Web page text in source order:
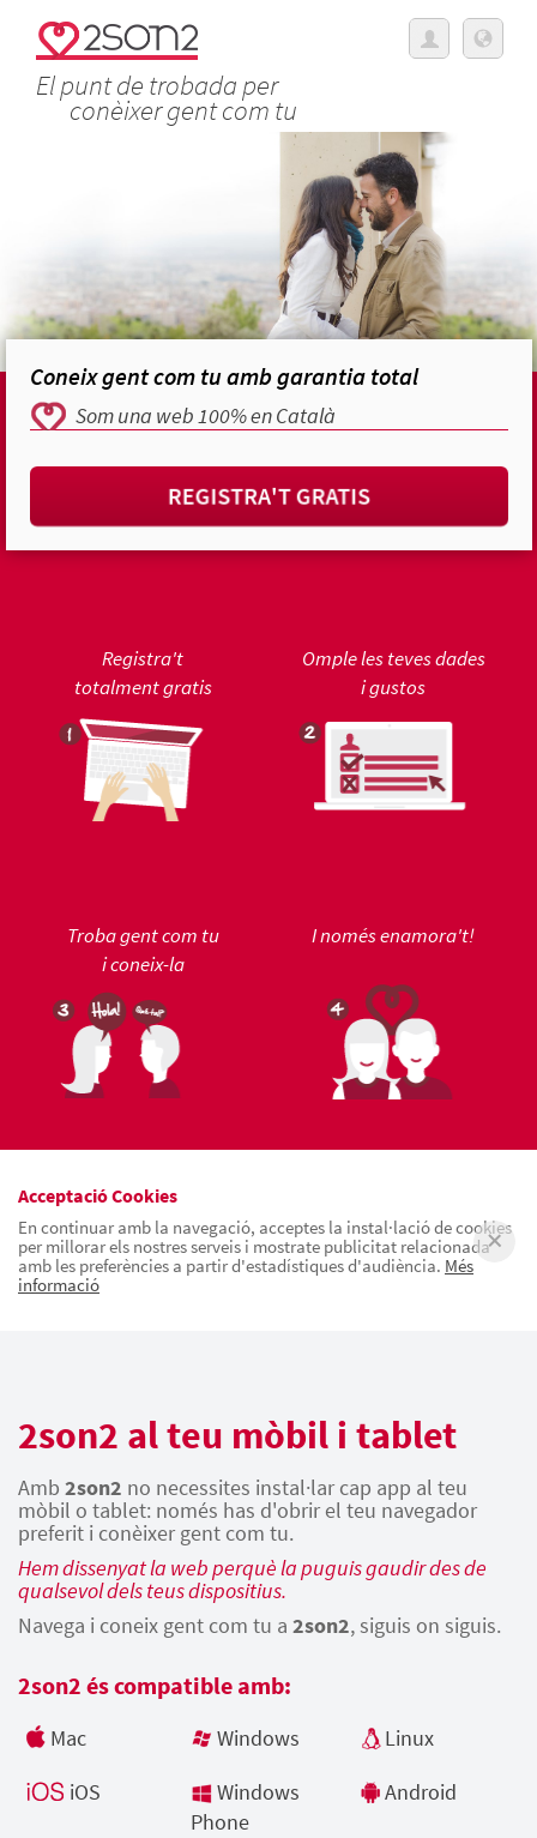
El punt de trobada per
conèixer gent com tu
Coneix gent com tu amb garantia total
Som una web 100% en Català
REGISTRA'T GRATIS
Registra't
totalment gratis
Omple les teves dades
i gustos
Troba gent com tu
i coneix-la
I només enamora't!
Acceptació Cookies
En continuar amb la navegació, acceptes la instal·lació de cookies
per millorar els nostres serveis i mostrate publicitat relacionada
amb les preferències a partir d'estadístiques d'audiència. Més
informació
2son2 al teu mòbil i tablet
Amb 2son2 no necessites instal·lar cap app al teu
mòbil o tablet: només has d'obrir el teu navegador
preferit i conèixer gent com tu.
Hem dissenyat la web perquè la puguis gaudir des de
qualsevol dels teus dispositius.
Navega i coneix gent com tu a 2son2, siguis on siguis.
2son2 és compatible amb:
Mac Windows
Linux
iOS
Windows
Phone
Android